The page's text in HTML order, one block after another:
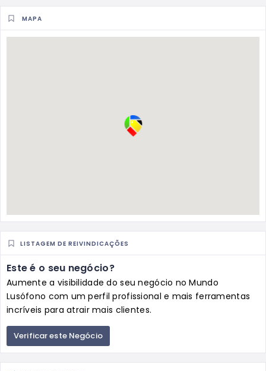
MAPA
LISTAGEM DE REIVINDICAÇÕES
Este é o seu negócio?
Aumente a visibilidade do seu negócio no Mundo
Lusófono com um perfil profissional e mais ferramentas
incríveis para atrair mais clientes.
Verificar este Negócio